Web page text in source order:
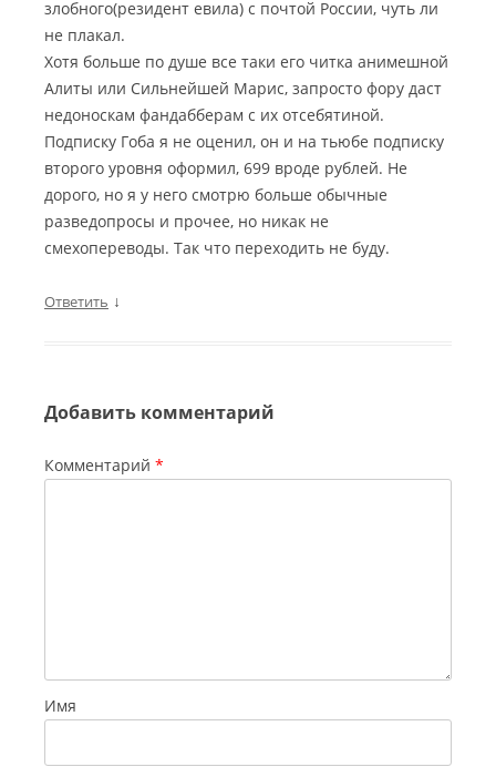
злобного(резидент евила) с почтой России, чуть ли
не плакал.
Хотя больше по душе все таки его читка анимешной
Алиты или Сильнейшей Марис, запросто фору даст
недоноскам фандабберам с их отсебятиной.
Подписку Гоба я не оценил, он и на тьюбе подписку
второго уровня оформил, 699 вроде рублей. Не
дорого, но я у него смотрю больше обычные
разведопросы и прочее, но никак не
смехопереводы. Так что переходить не буду.
Ответить ↓
Добавить комментарий
Комментарий *
Имя